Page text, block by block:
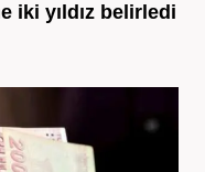
iki yıldız belirledi